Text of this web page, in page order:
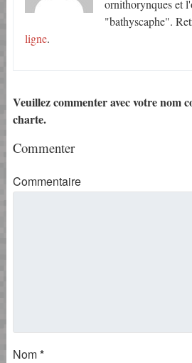
ornithorynques et
"bathyscaphe".
ligne.
Veuillez commenter avec votre nom
charte.
Commenter
Commentaire
Nom*